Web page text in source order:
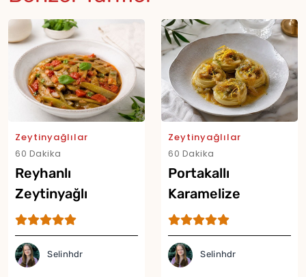
Zeytinyağlılar
60 Dakika
Reyhanlı
Zeytinyağlı
Fasulye Tarifi
Selinhdr
Zeytinyağlılar
60 Dakika
Portakallı
Karamelize
Soğanlı Enginar
Tarifi
Selinhdr